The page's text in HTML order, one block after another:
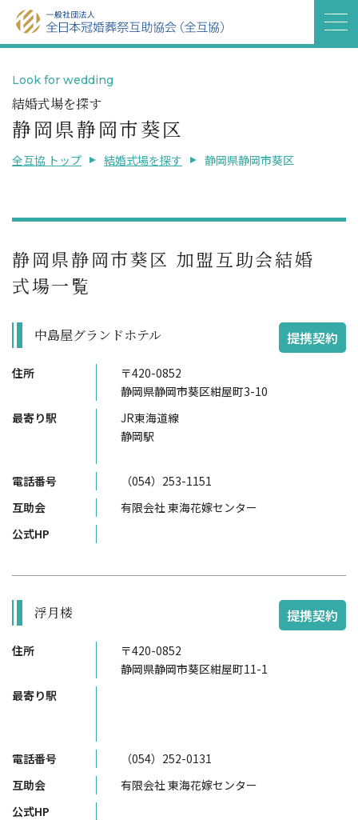
Look for wedding
結婚式場を探す
静岡県静岡市葵区
全互協 トップ 結婚式場を探す 静岡県静岡市葵区
静岡県静岡市葵区 加盟互助会結婚
式場一覧
中島屋グランドホテル 提携契約
住所
〒420-0852
静岡県静岡市葵区紺屋町3-10
最寄り駅
JR東海道線
静岡駅
電話番号
（054）253-1151
互助会
有限会社 東海花嫁センター
公式HP
浮月楼 提携契約
住所
〒420-0852
静岡県静岡市葵区紺屋町11-1
最寄り駅
電話番号
（054）252-0131
互助会
有限会社 東海花嫁センター
公式HP